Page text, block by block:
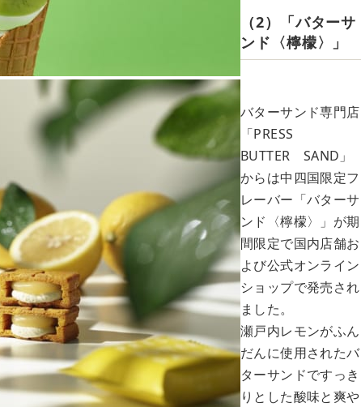
（2）「バターサ
ンド〈檸檬〉」
バターサンド専門店
「PRESS
BUTTER SAND」
からは中四国限定フ
レーバー「バターサ
ンド〈檸檬〉」が期
間限定で国内店舗お
よび公式オンライン
ショップで発売され
ました。
瀬戸内レモンがふん
だんに使用されたバ
ターサンドですっき
りとした酸味と爽や